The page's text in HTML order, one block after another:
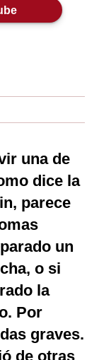
una de
dice la
parece
un
o si
la
Por
graves.
de otras